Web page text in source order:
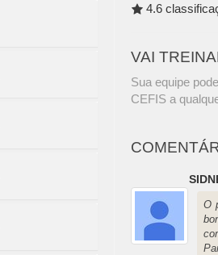
4.6
VAI
Sua equipe
CEFIS a
O